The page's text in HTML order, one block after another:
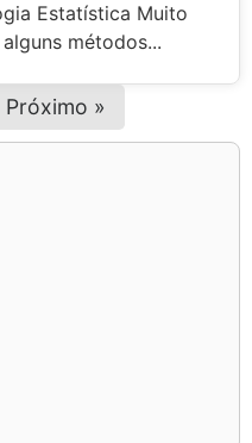
Estatística Muito
métodos...
Próximo »